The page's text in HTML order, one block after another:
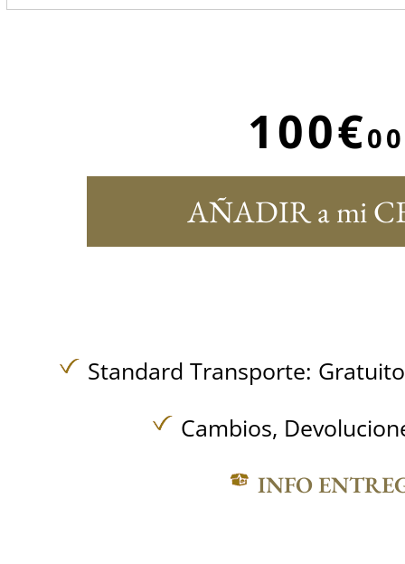
100€00
AÑADIR a mi
Standard Transporte:
Cambios,
INFO